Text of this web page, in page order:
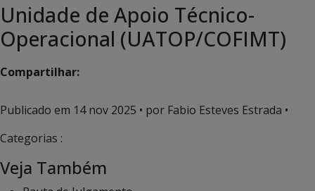
Unidade de Apoio Técnico-
Operacional (UATOP/COFIMT)
Compartilhar:
Publicado em 14 nov 2025 • por Fabio Esteves Estrada •
Categorias :
Veja Também